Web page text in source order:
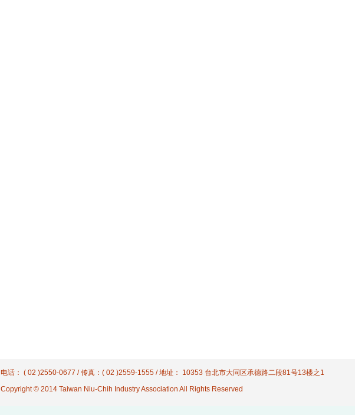
电话： ( 02 )2550-0677 / 传真：( 02 )2559-1555 / 地址： 10353 台北市大同区承德路二段81号13楼之1
Copyright © 2014 Taiwan Niu-Chih Industry Association All Rights Reserved